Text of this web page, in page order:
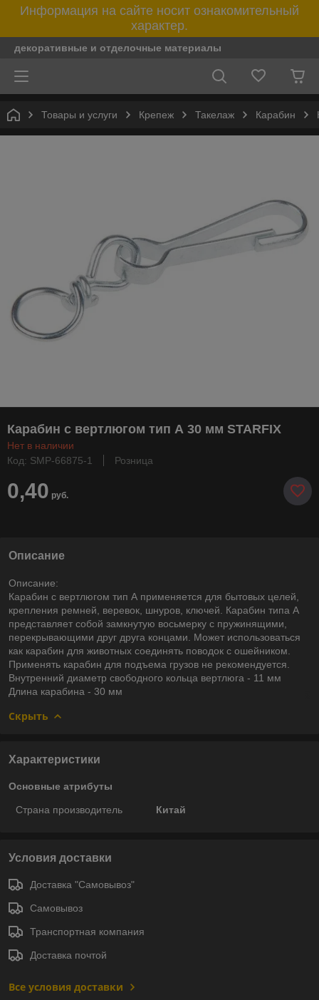
Информация на сайте носит ознакомительный
характер.
декоративные и отделочные материалы
Товары и услуги Крепеж Такелаж Карабин
Карабин с вертлюгом тип А 30 мм STARFIX
Нет в наличии
Код: SMP-66875-1
Розница
0,40 руб.
Описание
Описание:
Карабин с вертлюгом тип А применяется для бытовых целей,
крепления ремней, веревок, шнуров, ключей. Карабин типа А
представляет собой замкнутую восьмерку с пружинящими,
перекрывающими друг друга концами. Может использоваться
как карабин для животных соединять поводок с ошейником.
Применять карабин для подъема грузов не рекомендуется.
Внутренний диаметр свободного кольца вертлюга - 11 мм
Длина карабина - 30 мм
Скрыть
Характеристики
Основные атрибуты
Страна производитель Китай
Условия доставки
Доставка "Самовывоз"
Самовывоз
Транспортная компания
Доставка почтой
Все условия доставки